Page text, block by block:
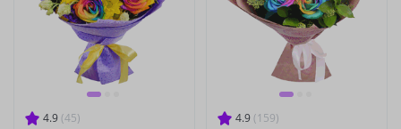
4.9 (45) 4.9 (159)